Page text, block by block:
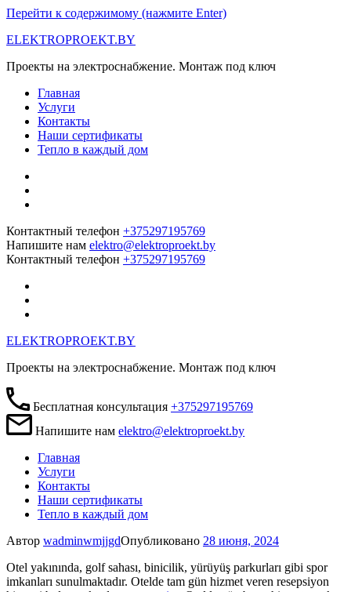
Перейти к содержимому (нажмите Enter)
ELEKTROPROEKT.BY
Проекты на электроснабжение. Монтаж под ключ
Главная
Услуги
Контакты
Наши сертификаты
Тепло в каждый дом
Контактный телефон +375297195769
Напишите нам elektro@elektroproekt.by
Контактный телефон +375297195769
ELEKTROPROEKT.BY
Проекты на электроснабжение. Монтаж под ключ
Бесплатная консультация +375297195769
Напишите намelektro@elektroproekt.by
Главная
Услуги
Контакты
Наши сертификаты
Тепло в каждый дом
Автор wadminwmjjgdОпубликовано 28 июня, 2024
Otel yakınında, golf sahası, binicilik, yürüyüş parkurları gibi spor
imkanları sunulmaktadır. Otelde tam gün hizmet veren resepsiyon